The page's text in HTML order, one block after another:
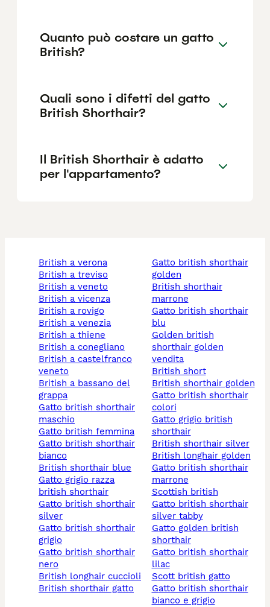
Quanto può costare un gatto
British?
Quali sono i difetti del gatto
British Shorthair?
Il British Shorthair è adatto
per l'appartamento?
british a verona
british a treviso
british a veneto
british a vicenza
british a rovigo
british a venezia
british a thiene
british a conegliano
british a castelfranco
veneto
british a bassano del
grappa
gatto british shorthair
maschio
gatto british femmina
gatto british shorthair
bianco
british shorthair blue
gatto grigio razza
british shorthair
gatto british shorthair
silver
gatto british shorthair
grigio
gatto british shorthair
nero
british longhair cuccioli
british shorthair gatto
gatto british shorthair
golden
british shorthair
marrone
gatto british shorthair
blu
golden british
shorthair golden
vendita
british short
british shorthair golden
gatto british shorthair
colori
gatto grigio british
shorthair
british shorthair silver
british longhair golden
gatto british shorthair
marrone
scottish british
gatto british shorthair
silver tabby
gatto golden british
shorthair
gatto british shorthair
lilac
scott british gatto
gatto british shorthair
bianco e grigio